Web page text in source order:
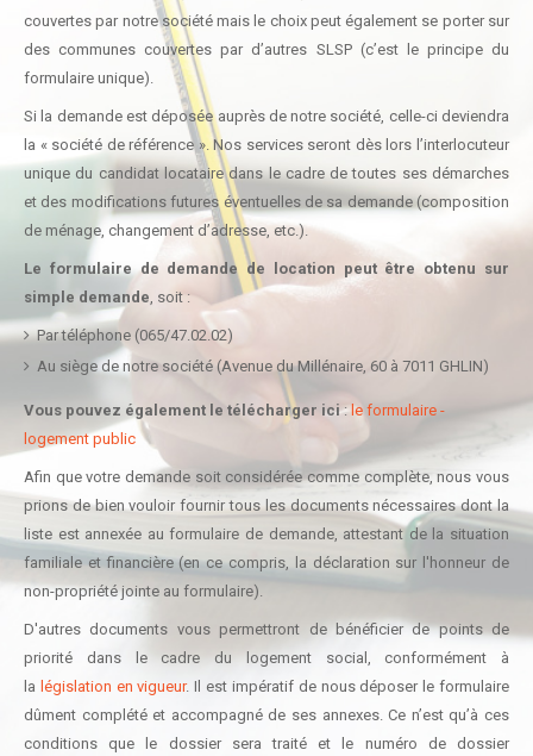
couvertes par notre société mais le choix peut également se porter sur
des communes couvertes par d’autres SLSP (c’est le principe du
formulaire unique).
Si la demande est déposée auprès de notre société, celle-ci deviendra
la « société de référence ». Nos services seront dès lors l’interlocuteur
unique du candidat locataire dans le cadre de toutes ses démarches
et des modifications futures éventuelles de sa demande (composition
de ménage, changement d’adresse, etc.).
Le formulaire de demande de location peut être obtenu sur
simple demande, soit :
Par téléphone (065/47.02.02)
Au siège de notre société (Avenue du Millénaire, 60 à 7011 GHLIN)
Vous pouvez également le télécharger ici: le formulaire -
logement public
Afin que votre demande soit considérée comme complète, nous vous
prions de bien vouloir fournir tous les documents nécessaires dont la
liste est annexée au formulaire de demande, attestant de la situation
familiale et financière (en ce compris, la déclaration sur l'honneur de
non-propriété jointe au formulaire).
D'autres documents vous permettront de bénéficier de points de
priorité dans le cadre du logement social, conformément à
la législation en vigueur. Il est impératif de nous déposer le formulaire
dûment complété et accompagné de ses annexes. Ce n’est qu’à ces
conditions que le dossier sera traité et le numéro de dossier